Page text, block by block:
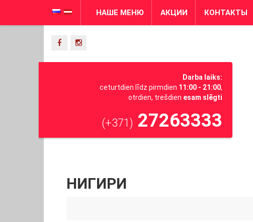
НАШЕ МЕНЮ АКЦИИ КОНТАКТЫ
Darba laiks:
ceturtdien līdz pirmdien 11:00 - 21:00,
otrdien, trešdien esam slēgti
(+371) 27263333
НИГИРИ